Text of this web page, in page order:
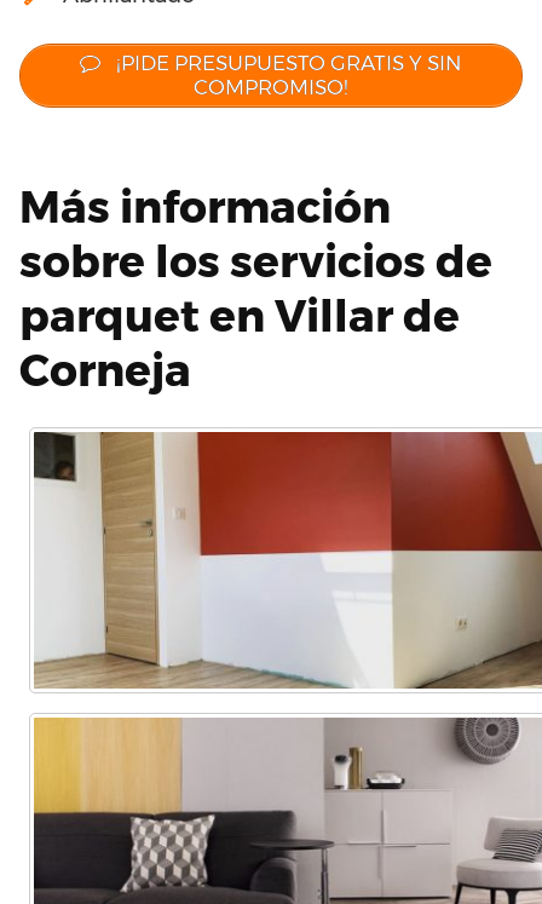
¡PIDE PRESUPUESTO GRATIS Y SIN
COMPROMISO!
Más información
sobre los servicios de
parquet en Villar de
Corneja